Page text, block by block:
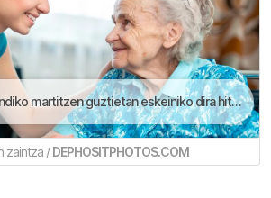
martitzen guztietan eskeiniko dira hitzaldiak | Lau Haizetara
zaintza /DEPHOSITPHOTOS.COM